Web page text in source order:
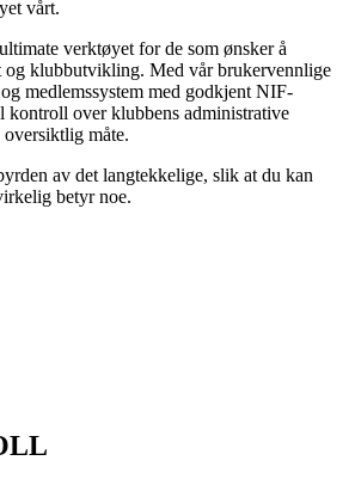
vårt.
verktøyet for de som ønsker å
klubbutvikling. Med vår brukervennlige
medlemssystem med godkjent NIF-
kontroll over klubbens administrative
måte.
av det langtekkelige, slik at du kan
betyr noe.